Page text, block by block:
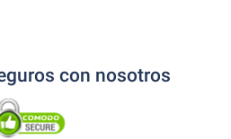
con nosotros